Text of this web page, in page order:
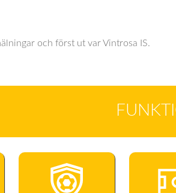
och först ut var Vintrosa IS.